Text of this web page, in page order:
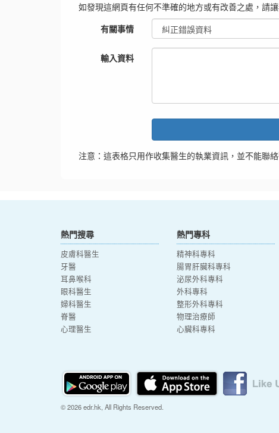
如發現這網頁有任何不準確的地方或有改善之處，請讓
有關事情
輸入資料
注意：這表格只用作收集醫生的執業資訊，並不能聯
熱門搜尋
皮膚科醫生
牙醫
耳鼻喉科
眼科醫生
婦科醫生
脊醫
心理醫生
熱門專科
精神科專科
腸胃肝臟科專科
泌尿外科專科
外科專科
整形外科專科
物理治療師
心臟科專科
© 2026 edr.hk, All Rights Reserved.